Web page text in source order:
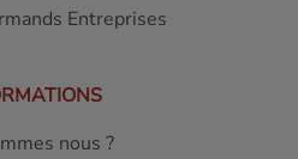
Entreprises
nous ?